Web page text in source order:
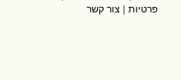
פרטיות|צור קשר